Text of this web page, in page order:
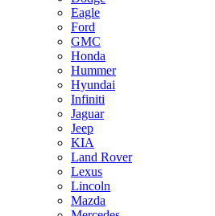
Eagle
Ford
GMC
Honda
Hummer
Hyundai
Infiniti
Jaguar
Jeep
KIA
Land Rover
Lexus
Lincoln
Mazda